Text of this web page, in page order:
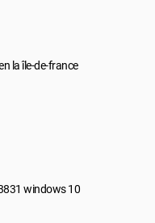
la île-de-france
windows 10